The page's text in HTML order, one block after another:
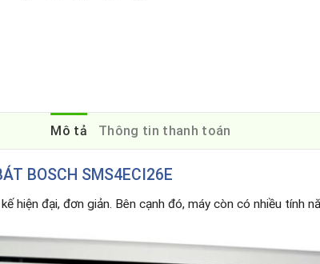
Mô tả Thông tin thanh toán
BOSCH SMS4ECI26E
hiện đại, đơn giản. Bên cạnh đó, máy còn có nhiều tính